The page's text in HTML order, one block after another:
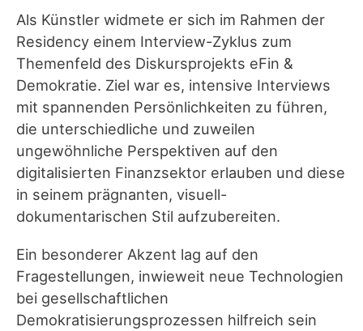
Als Künstler widmete er sich im Rahmen der
Residency einem Interview-Zyklus zum
Themenfeld des Diskursprojekts eFin &
Demokratie. Ziel war es, intensive Interviews
mit spannenden Persönlichkeiten zu führen,
die unterschiedliche und zuweilen
ungewöhnliche Perspektiven auf den
digitalisierten Finanzsektor erlauben und diese
in seinem prägnanten, visuell-
dokumentarischen Stil aufzubereiten.
Ein besonderer Akzent lag auf den
Fragestellungen, inwieweit neue Technologien
bei gesellschaftlichen
Demokratisierungsprozessen hilfreich sein